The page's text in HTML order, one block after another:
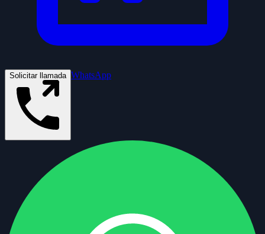
Solicitar llamada WhatsApp